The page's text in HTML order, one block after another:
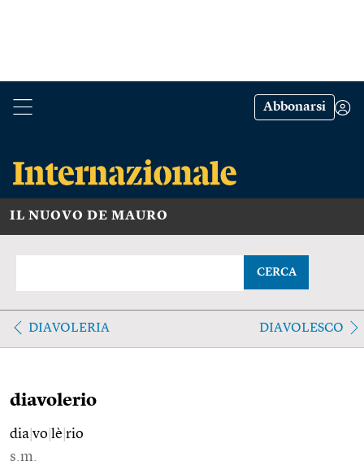
Abbonarsi
IL NUOVO DE MAURO
CERCA
DIAVOLERIA DIAVOLESCO
diavolerio
dia vo lè rio
s.m.